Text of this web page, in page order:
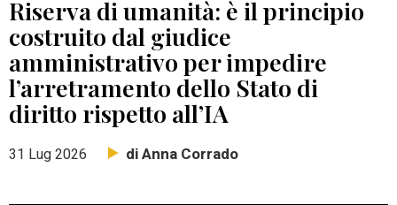
Riserva di umanità: è il principio
costruito dal giudice
amministrativo per impedire
l’arretramento dello Stato di
diritto rispetto all’IA
31 Lug 2026 di Anna Corrado